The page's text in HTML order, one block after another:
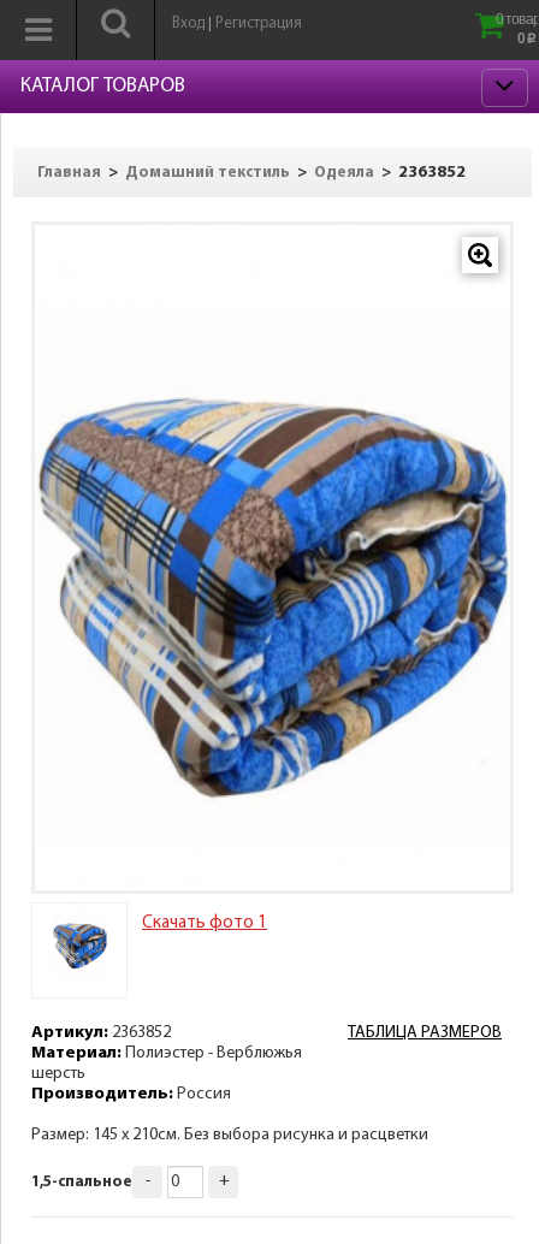
Вход Регистрация
0
0 p
КАТАЛОГ ТОВАРОВ
Главная > Домашний текстиль > Одеяла > 2363852
Скачать фото 1
ТАБЛИЦА РАЗМЕРОВ
Артикул: 2363852
Материал: Полиэстер - Верблюжья
шерсть
Производитель: Россия
Размер: 145 х 210см. Без выбора рисунка и расцветки
1,5-спальное - +